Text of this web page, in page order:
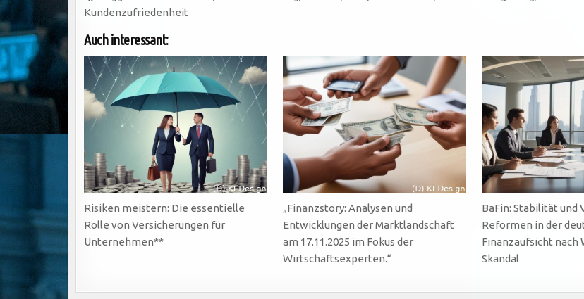
Kundenzufriedenheit
Auch interessant:
Risiken meistern: Die essentielle
Rolle von Versicherungen für
Unternehmen**
„Finanzstory: Analysen und
Entwicklungen der Marktlandschaft
am 17.11.2025 im Fokus der
Wirtschaftsexperten.“
BaFin: Stabilität und
Reformen in der
Finanzaufsicht nach
Skandal